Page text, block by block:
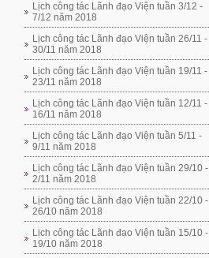
Lịch công tác Lãnh đạo Viện tuần 3/12 -
7/12 năm 2018
Lịch công tác Lãnh đạo Viện tuần 26/11 -
30/11 năm 2018
Lịch công tác Lãnh đạo Viện tuần 19/11 -
23/11 năm 2018
Lịch công tác Lãnh đạo Viện tuần 12/11 -
16/11 năm 2018
Lịch công tác Lãnh đạo Viện tuần 5/11 -
9/11 năm 2018
Lịch công tác Lãnh đạo Viện tuần 29/10 -
2/11 năm 2018
Lịch công tác Lãnh đạo Viện tuần 22/10 -
26/10 năm 2018
Lịch công tác Lãnh đạo Viện tuần 15/10 -
19/10 năm 2018